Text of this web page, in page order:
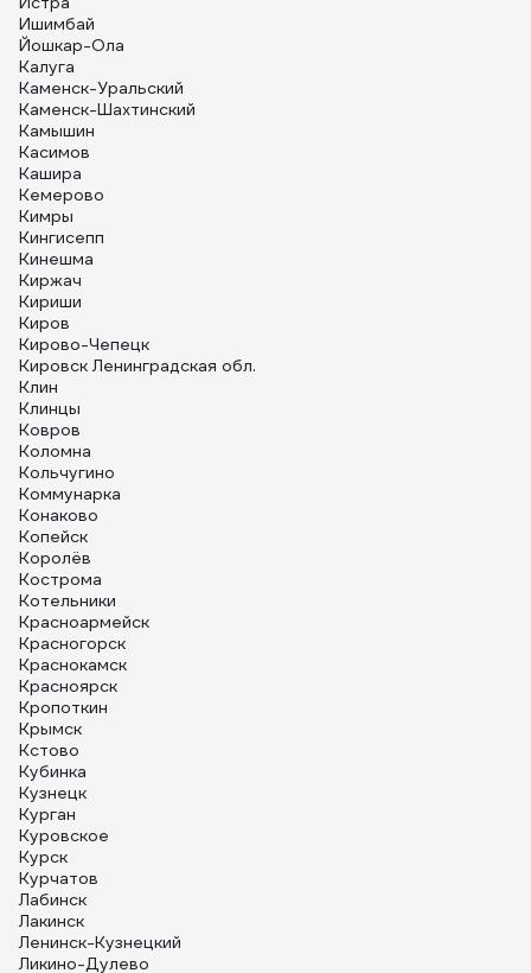
Ишимбай
Йошкар-Ола
Калуга
Каменск-Уральский
Каменск-Шахтинский
Камышин
Касимов
Кашира
Кемерово
Кимры
Кингисепп
Кинешма
Киржач
Кириши
Киров
Кирово-Чепецк
Кировск Ленинградская обл.
Клин
Клинцы
Ковров
Коломна
Кольчугино
Коммунарка
Конаково
Копейск
Королёв
Кострома
Котельники
Красноармейск
Красногорск
Краснокамск
Красноярск
Кропоткин
Крымск
Кстово
Кубинка
Кузнецк
Курган
Куровское
Курск
Курчатов
Лабинск
Лакинск
Ленинск-Кузнецкий
Ликино-Дулево